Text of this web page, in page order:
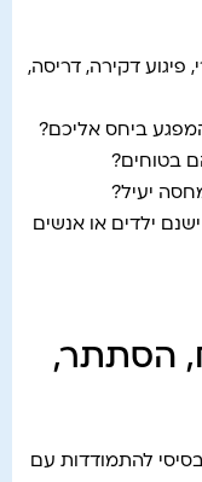
פיגוע דקירה, דריסה,
ביחס אליכם?
בטוחים?
יעיל?
ילדים או אנשים
הסתתר,
להתמודדות עם